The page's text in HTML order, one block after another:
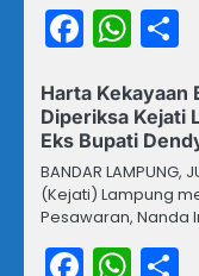
Harta Kekayaan
Diperiksa Kejati
Eks Bupati
BANDAR LAMPUNG,
(Kejati) Lampung
Pesawaran, Nanda